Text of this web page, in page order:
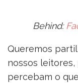
Behind:
Queremos
nossos
percebam o